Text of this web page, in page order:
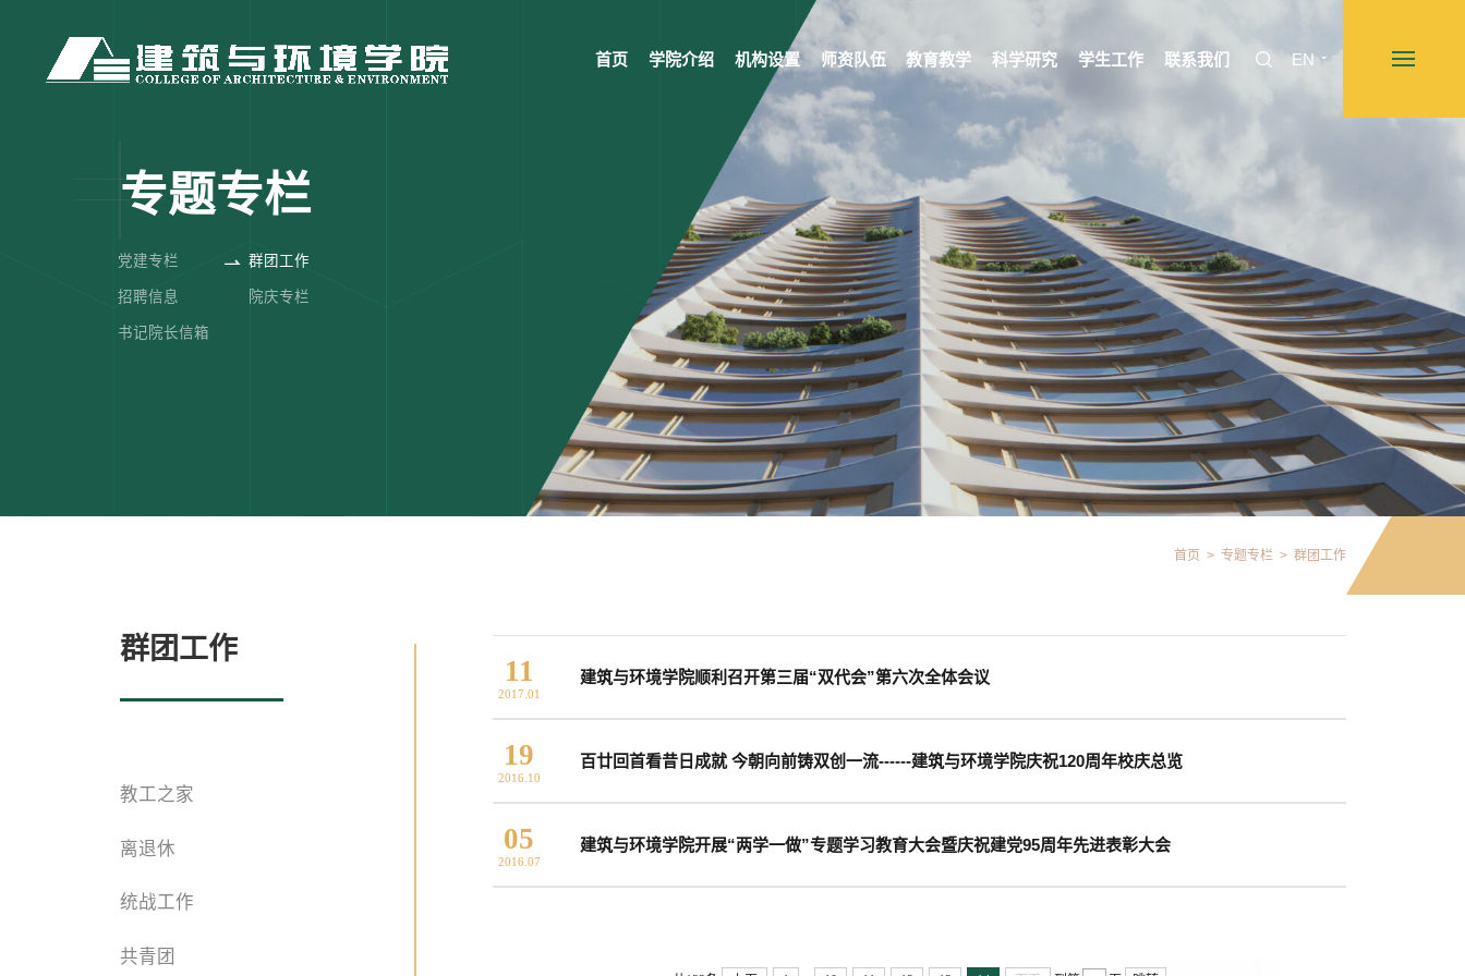
首页 学院介绍 机构设置 师资队伍 教育教学 科学研究 学生工作 联系我们 EN
专题专栏
党建专栏 群团工作
招聘信息 院庆专栏
书记院长信箱
首页 > 专题专栏 > 群团工作
群团工作
教工之家
离退休
统战工作
共青团
11
2017.01
建筑与环境学院顺利召开第三届“双代会”第六次全体会议
19
2016.10
百廿回首看昔日成就 今朝向前铸双创一流------建筑与环境学院庆祝120周年校庆总览
05
2016.07
建筑与环境学院开展“两学一做”专题学习教育大会暨庆祝建党95周年先进表彰大会